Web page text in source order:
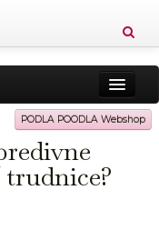
Vitkost
Recepti
PODLA POODLA Webshop